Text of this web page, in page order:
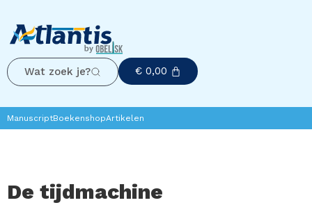
Wat zoek je? € 0,00
ManuscriptBoekenshopArtikelen
De tijdmachine